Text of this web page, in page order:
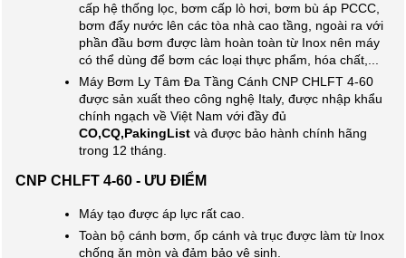
cấp hệ thống lọc, bơm cấp lò hơi, bơm bù áp PCCC,
bơm đẩy nước lên các tòa nhà cao tầng, ngoài ra với
phần đầu bơm được làm hoàn toàn từ Inox nên máy
có thể dùng để bơm các loại thực phẩm, hóa chất,...
Máy Bơm Ly Tâm Đa Tầng Cánh CNP CHLFT 4-60
được sản xuất theo công nghệ Italy, được nhập khẩu
chính ngạch về Việt Nam với đầy đủ
CO,CQ,PakingList và được bảo hành chính hãng
trong 12 tháng.
CNP CHLFT 4-60 - ƯU ĐIỂM
Máy tạo được áp lực rất cao.
Toàn bộ cánh bơm, ốp cánh và trục được làm từ Inox
chống ăn mòn và đảm bảo vệ sinh.